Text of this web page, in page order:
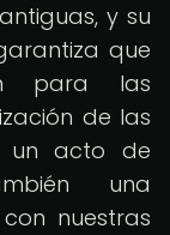
y su
que
para las
de las
un acto de
una
nuestras